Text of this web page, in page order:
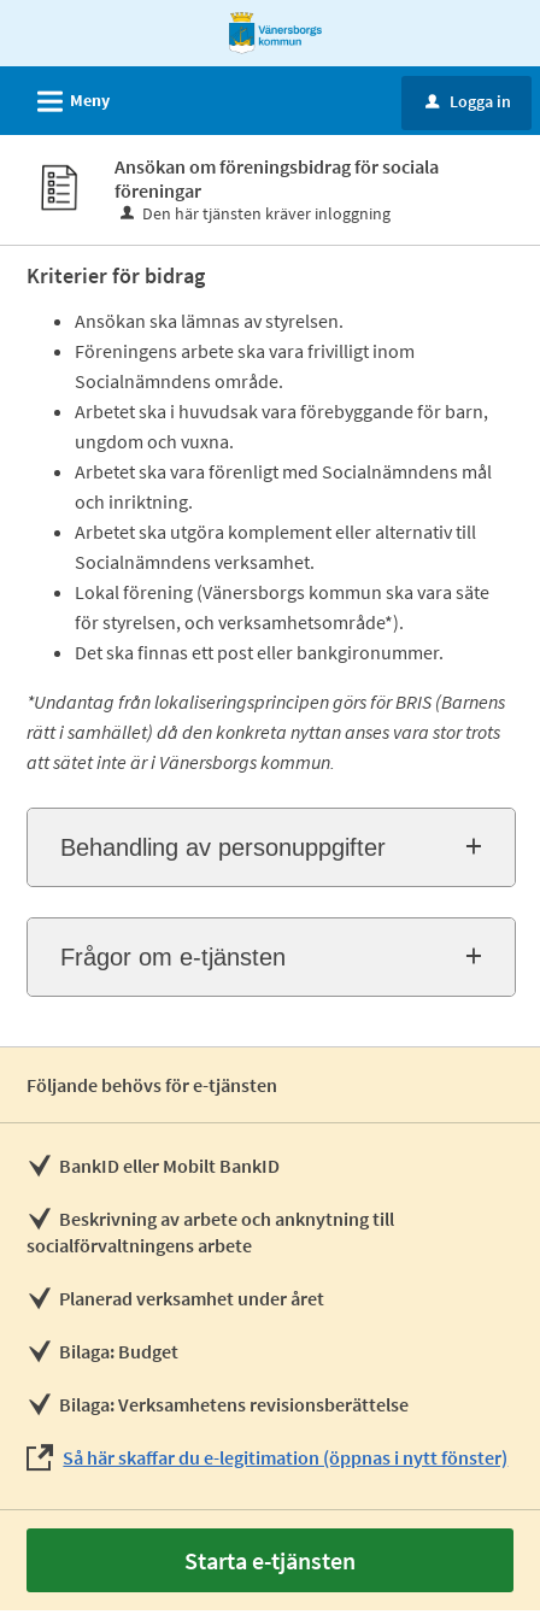
tjänster
Vänersborgs
kommun
L Meny u Logga in
Ansökan om föreningsbidrag för sociala
föreningar
Den här tjänsten kräver inloggning
Kriterier för bidrag
Ansökan ska lämnas av styrelsen.
Föreningens arbete ska vara frivilligt inom
Socialnämndens område.
Arbetet ska i huvudsak vara förebyggande för barn,
ungdom och vuxna.
Arbetet ska vara förenligt med Socialnämndens mål
och inriktning.
Arbetet ska utgöra komplement eller alternativ till
Socialnämndens verksamhet.
Lokal förening (Vänersborgs kommun ska vara säte
för styrelsen, och verksamhetsområde*).
Det ska finnas ett post eller bankgironummer.
*Undantag från lokaliseringsprincipen görs för BRIS (Barnens
rätt i samhället) då den konkreta nyttan anses vara stor trots
att sätet inte är i Vänersborgs kommun.
Behandling av personuppgifter
Frågor om e-tjänsten
Följande behövs för e-tjänsten
BankID eller Mobilt BankID
Beskrivning av arbete och anknytning till
socialförvaltningens arbete
Planerad verksamhet under året
Bilaga: Budget
Bilaga: Verksamhetens revisionsberättelse
Så här skaffar du e-legitimation (öppnas i nytt fönster)
Starta e-tjänsten